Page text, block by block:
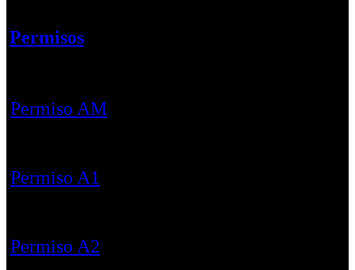
Permisos
Permiso AM
Permiso A1
Permiso A2